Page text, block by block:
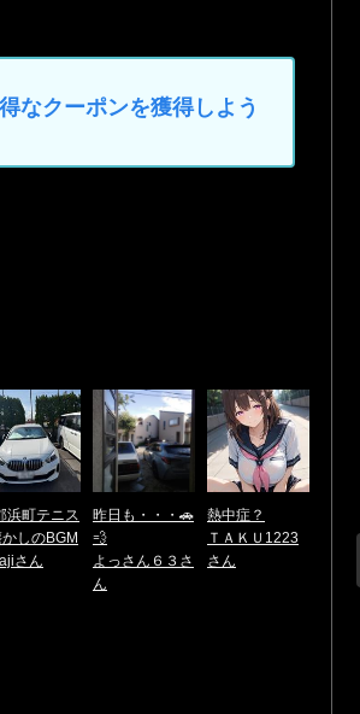
なクーポンを獲得しよう
浜町テニス
しのBGM
さん
昨日も・・・🚗
💨
よっさん６３さ
ん
熱中症？
ＴＡＫＵ1223
さん